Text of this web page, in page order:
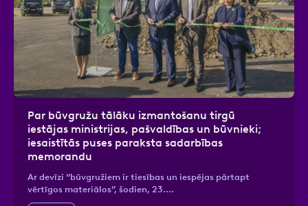
Par būvgružu tālāku izmantošanu tirgū
iestājas ministrijas, pašvaldības un būvnieki;
iesaistītās puses paraksta sadarbības
memorandu
Ar devīzi “būvgružiem ir tiesības un iespējas pārtapt
vērtīgos materiālos”, šodien, 23.…